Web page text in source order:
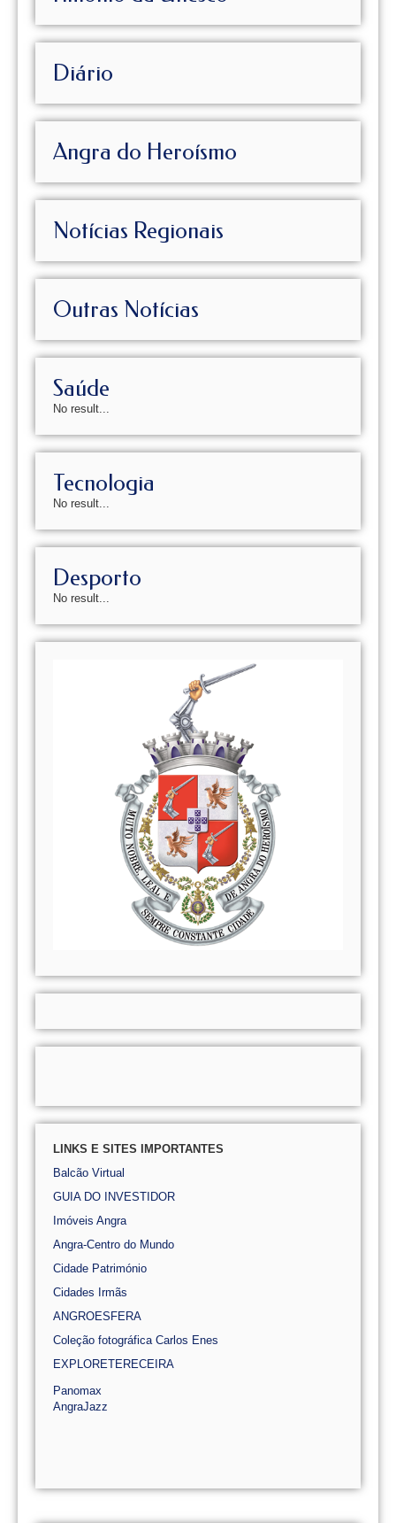
Diário
Angra do Heroísmo
Notícias Regionais
Outras Notícias
Saúde
No result...
Tecnologia
No result...
Desporto
No result...
LINKS E SITES IMPORTANTES
Balcão Virtual
GUIA DO INVESTIDOR
Imóveis Angra
Angra-Centro do Mundo
Cidade Património
Cidades Irmãs
ANGROESFERA
Coleção fotográfica Carlos Enes
EXPLORETERECEIRA
Panomax
AngraJazz